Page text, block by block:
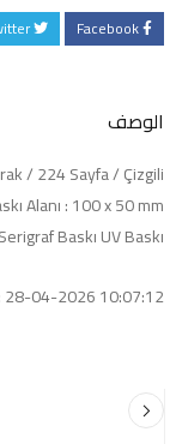
Facebook
الوصف
/ 224 Sayfa / Çizgili
Alanı : 100 x 50 mm
Baskı UV Baskı
28-04-2026 10:07:12